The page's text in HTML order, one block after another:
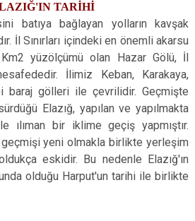
TARİHİ
batıya bağlayan yolların kavşak
İl Sınırları içindeki en önemli akarsu
Km2 yüzölçümü olan Hazar Gölü, İl
İlimiz Keban, Karakaya,
baraj gölleri ile çevrilidir. Geçmişte
Elazığ, yapılan ve yapılmakta
ılıman bir iklime geçiş yapmıştır.
yeni olmakla birlikte yerleşim
eskidir. Bu nedenle Elazığ'ın
olduğu Harput'un tarihi ile birlikte